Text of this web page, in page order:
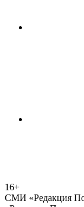
16+
СМИ «Редакция